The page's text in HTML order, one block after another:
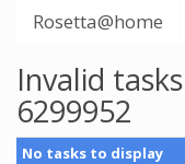
Rosetta@home
Invalid
6299952
No tasks to display